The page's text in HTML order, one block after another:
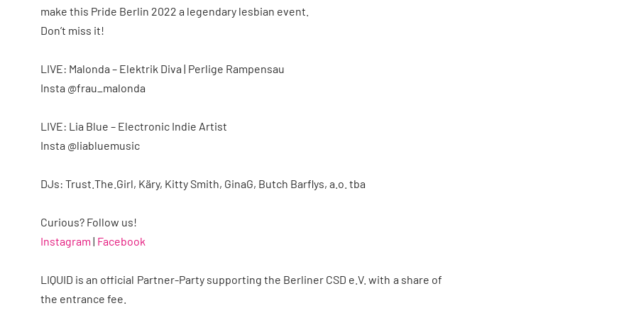
make this Pride Berlin 2022 a legendary lesbian event.
Don’t miss it!
LIVE: Malonda – Elektrik Diva | Perlige Rampensau
Insta @frau_malonda
LIVE: Lia Blue – Electronic Indie Artist
Insta @liabluemusic
DJs: Trust.The.Girl, Käry, Kitty Smith, GinaG, Butch Barflys, a.o. tba
Curious? Follow us!
Instagram | Facebook
LIQUID is an official Partner-Party supporting the Berliner CSD e.V. with a share of
the entrance fee.